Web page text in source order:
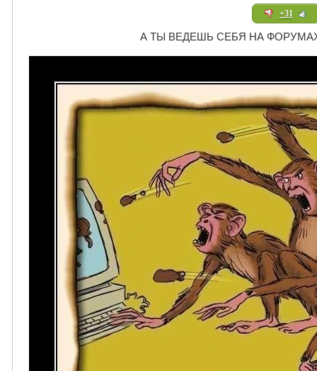
+31
А ТЫ ВЕДЕШЬ СЕБЯ НА